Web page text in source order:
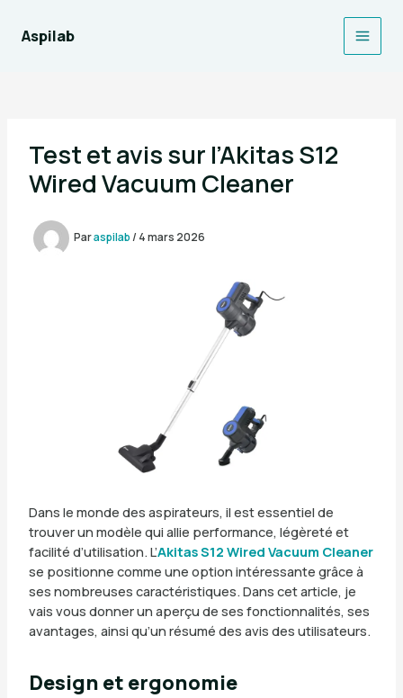
contenu
Aspilab
Main
Test et avis sur l’Akitas S12
Wired Vacuum Cleaner
Paraspilab/ 4 mars 2026
Dans le monde des aspirateurs, il est essentiel de
trouver un modèle qui allie performance, légèreté et
facilité d’utilisation. L’Akitas S12 Wired Vacuum Cleaner
se positionne comme une option intéressante grâce à
ses nombreuses caractéristiques. Dans cet article, je
vais vous donner un aperçu de ses fonctionnalités, ses
avantages, ainsi qu’un résumé des avis des utilisateurs.
Design et ergonomie